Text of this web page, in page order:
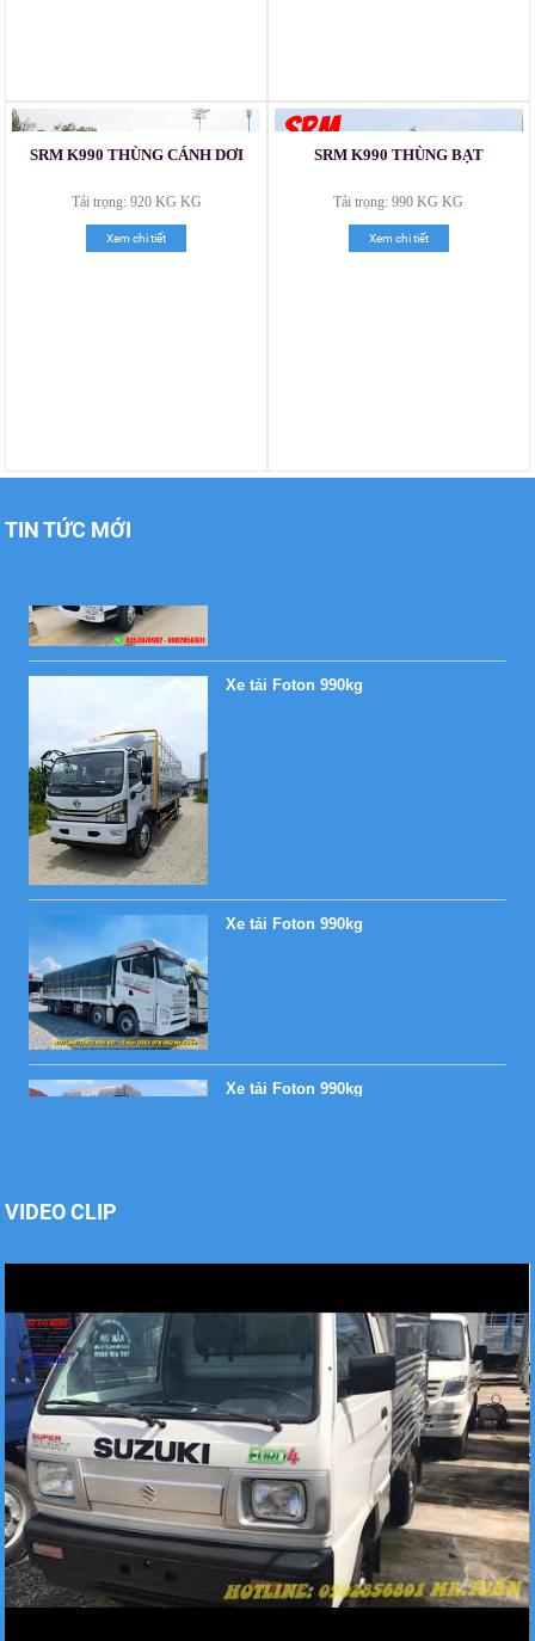
SRM K990 THÙNG CÁNH DƠI
Tải trọng: 920 KG KG
Xem chi tiết
SRM K990 THÙNG BẠT
Tải trọng: 990 KG KG
Xem chi tiết
TIN TỨC MỚI
Xe tải Foton 990kg
Xe tải Foton 990kg
Xe tải Foton 990kg
VIDEO CLIP